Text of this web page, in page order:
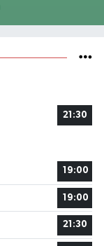
21:30
19:00
19:00
21:30